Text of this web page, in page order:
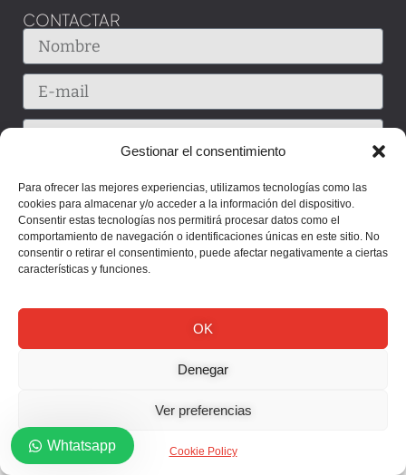
Gestionar el consentimiento
Para ofrecer las mejores experiencias, utilizamos tecnologías como las
cookies para almacenar y/o acceder a la información del dispositivo.
Consentir estas tecnologías nos permitirá procesar datos como el
comportamiento de navegación o identificaciones únicas en este sitio. No
consentir o retirar el consentimiento, puede afectar negativamente a ciertas
características y funciones.
OK
Denegar
Ver preferencias
Cookie Policy
CONTACTAR
Whtatsapp